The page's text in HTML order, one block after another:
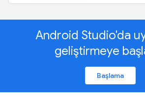
Android Studio'da
geliştirmeye
Başlama